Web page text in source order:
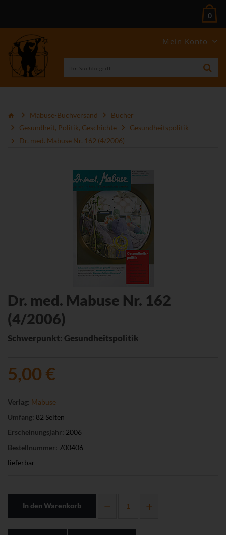
Mein Konto
0
Mabuse-Buchversand
Bücher
Gesundheit, Politik, Geschichte
Gesundheitspolitik
Dr. med. Mabuse Nr. 162 (4/2006)
Dr. med. Mabuse Nr. 162
(4/2006)
Schwerpunkt: Gesundheitspolitik
5,00 €
Verlag: Mabuse
Umfang: 82 Seiten
Erscheinungsjahr: 2006
Bestellnummer: 700406
lieferbar
In den Warenkorb